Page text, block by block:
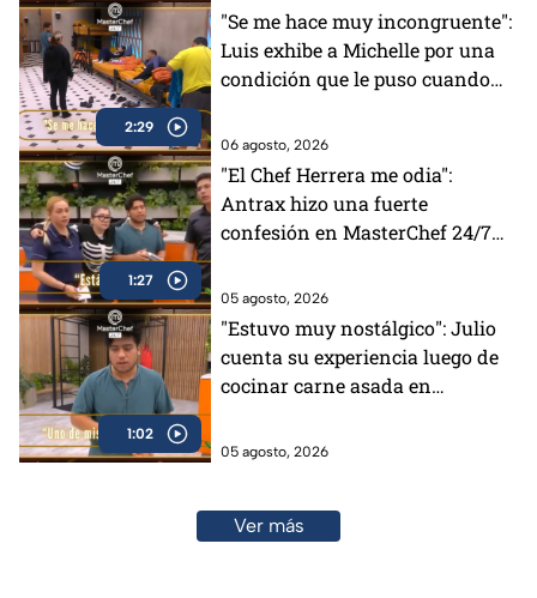
2:29
"Se me hace muy incongruente":
Luis exhibe a Michelle por una
condición que le puso cuando
06 agosto, 2026
1:27
"El Chef Herrera me odia":
Antrax hizo una fuerte
confesión en MasterChef 24/7
05 agosto, 2026
1:02
"Estuvo muy nostálgico": Julio
cuenta su experiencia luego de
cocinar carne asada en
05 agosto, 2026
Ver más